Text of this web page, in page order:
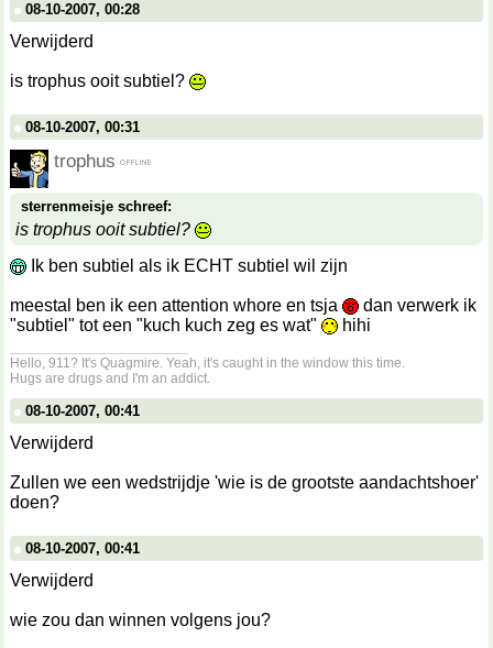
08-10-2007, 00:28
Verwijderd
is trophus ooit subtiel?
08-10-2007, 00:31
trophus
sterrenmeisje schreef:
is trophus ooit subtiel?
Ik ben subtiel als ik ECHT subtiel wil zijn
meestal ben ik een attention whore en tsja
dan verwerk ik
"subtiel" tot een "kuch kuch zeg es wat"
hihi
Hello, 911? It's Quagmire. Yeah, it's caught in the window this time.
Hugs are drugs and I'm an addict.
08-10-2007, 00:41
Verwijderd
Zullen we een wedstrijdje 'wie is de grootste aandachtshoer'
doen?
08-10-2007, 00:41
Verwijderd
wie zou dan winnen volgens jou?